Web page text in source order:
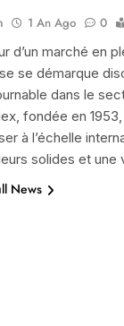
1 An Ago 0
d’un marché en
se démarque
dans le
fondée en
à l’échelle
solides et une
News